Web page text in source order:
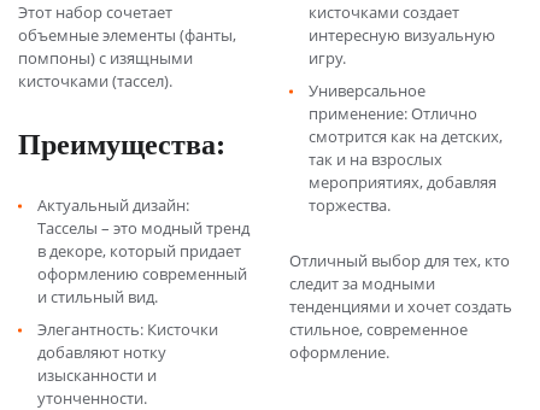
Этот набор сочетает
объемные элементы (фанты,
помпоны) с изящными
кисточками (тассел).
Преимущества:
Актуальный дизайн:
Тасселы – это модный тренд
в декоре, который придает
оформлению современный
и стильный вид.
Элегантность: Кисточки
добавляют нотку
изысканности и
утонченности.
кисточками создает
интересную визуальную
игру.
Универсальное
применение: Отлично
смотрится как на детских,
так и на взрослых
мероприятиях, добавляя
торжества.
Отличный выбор для тех, кто
следит за модными
тенденциями и хочет создать
стильное, современное
оформление.